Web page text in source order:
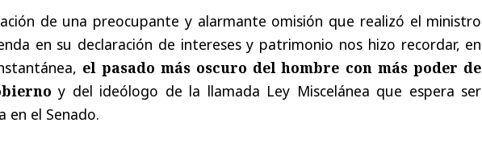
de una preocupante y alarmante omisión que realizó el ministro
en su declaración de intereses y patrimonio nos hizo recordar, en
el pasado más oscuro del hombre con más poder de
y del ideólogo de la llamada Ley Miscelánea que espera ser
en el Senado.